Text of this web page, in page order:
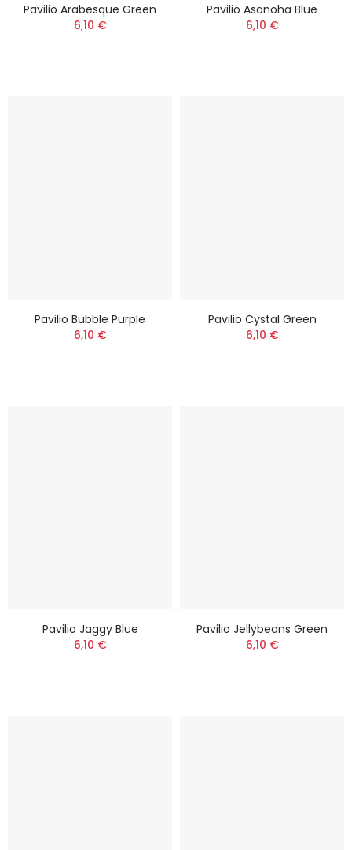
Pavilio Arabesque Green
6,10 €
Pavilio Asanoha Blue
6,10 €
Pavilio Bubble Purple
6,10 €
Pavilio Cystal Green
6,10 €
Pavilio Jaggy Blue
6,10 €
Pavilio Jellybeans Green
6,10 €